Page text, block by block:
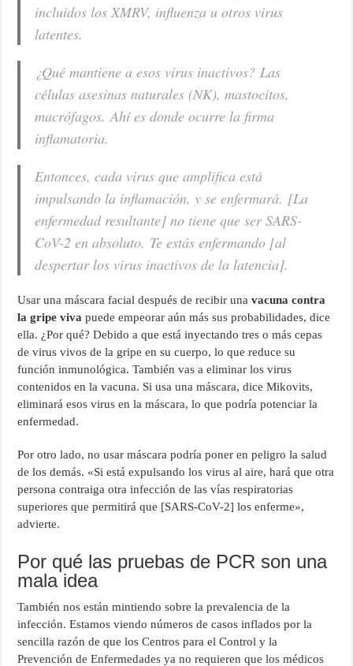
incluidos los XMRV, influenza u otros virus
latentes.
¿Qué mantiene a esos virus inactivos? Las
células asesinas naturales (NK), mastocitos,
macrófagos. Ahí es donde ocurre la firma
inflamatoria.
Entonces, cada virus que amplifica está
impulsando la inflamación, y se enfermará. [La
enfermedad resultante] no tiene que ser SARS-
CoV-2 en absoluto. Te estás enfermando [al
despertar los virus inactivos de la latencia].
Usar una máscara facial después de recibir una vacuna contra
la gripe vivapuede empeorar aún más sus probabilidades, dice
ella. ¿Por qué? Debido a que está inyectando tres o más cepas
de virus vivos de la gripe en su cuerpo, lo que reduce su
función inmunológica. También vas a eliminar los virus
contenidos en la vacuna. Si usa una máscara, dice Mikovits,
eliminará esos virus en la máscara, lo que podría potenciar la
enfermedad.
Por otro lado, no usar máscara podría poner en peligro la salud
de los demás. «Si está expulsando los virus al aire, hará que otra
persona contraiga otra infección de las vías respiratorias
superiores que permitirá que [SARS-CoV-2] los enferme»,
advierte.
Por qué las pruebas de PCR son una
mala idea
También nos están mintiendo sobre la prevalencia de la
infección. Estamos viendo números de casos inflados por la
sencilla razón de que los Centros para el Control y la
Prevención de Enfermedades ya no requieren que los médicos